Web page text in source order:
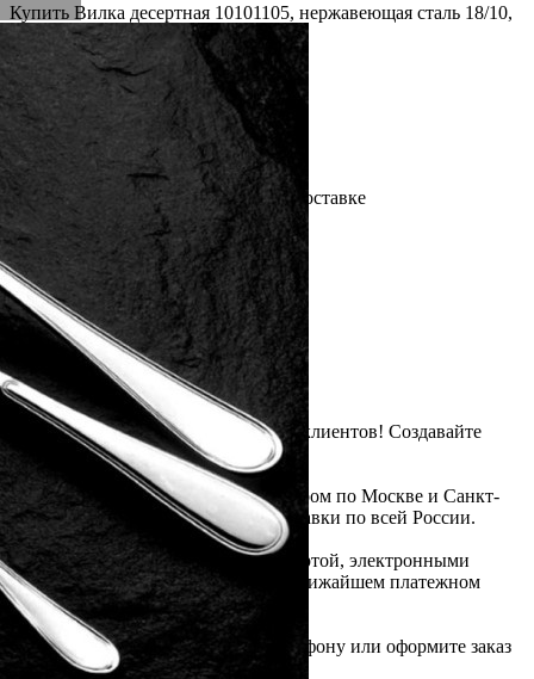
Купить Вилка десертная 10101105, нержавеющая сталь 18/10,
chrom, MEPRA
Артикул:RMRS-10101105(U)
В наличии
1 500₽
Купить
Информация о доставке
Помона
Прочее
Служба доставки СДЭК
Рассчитываем стоимость доставки...
Самовывоз
ПВЗ СДЭК
Рассчитываем стоимость доставки...
Преимущества для клиентов
Закзать в интернет-магазине
Вступайте в ряды довольных клиентов! Создавайте
Вашу территорию уюта!
Доставка
Мы доставим ваш заказ курьером по Москве и Санкт-
Петербургу или службой доставки по всей России.
Оплата
Оплатите заказ банковской картой, электронными
деньгами или наличными в ближайшем платежном
терминале или наличными.
Как заказать
Позвоните менеджеру по телефону или оформите заказ
через корзину